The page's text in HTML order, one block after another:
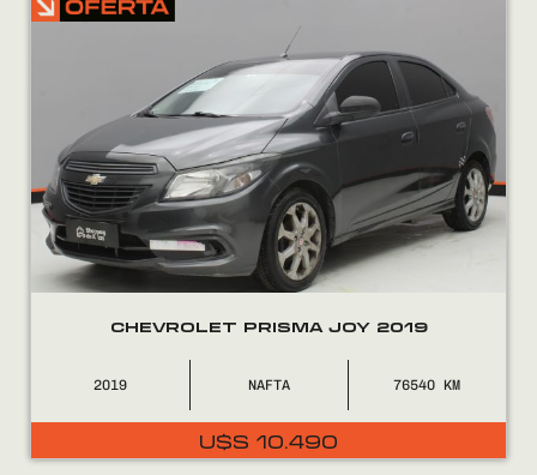
CHEVROLET PRISMA JOY 2019
2019 NAFTA 76540
El
U$S 10.490